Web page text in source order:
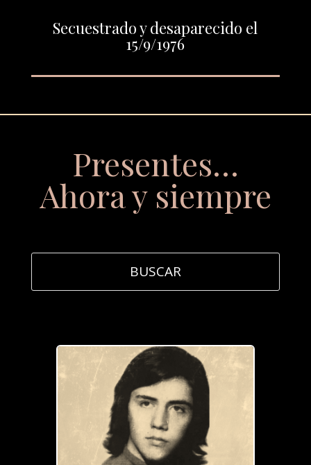
Secuestrado y desaparecido el
15/9/1976
Presentes…
Ahora y siempre